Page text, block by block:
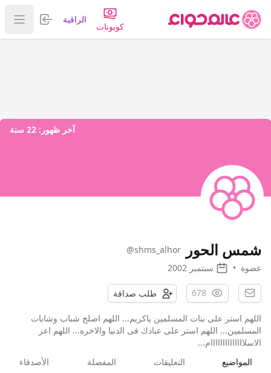
كوبونات
الراقية تسجيل
عرض
آخر ظهور: 22 سنة
شمس الحور
@shms_alhor
عضوة • سبتمبر 2002
678 طلب صداقة
اللهم استر على بنات المسلمين ياكريم... اللهم اصلح شباب وشابات
المسلمين... اللهم استر على عبادك فى الدنيا والاخره... اللهم اعز
الاسلاااااااااااااام...
المواضيع
التعليقات المفضلة الأصدقاء